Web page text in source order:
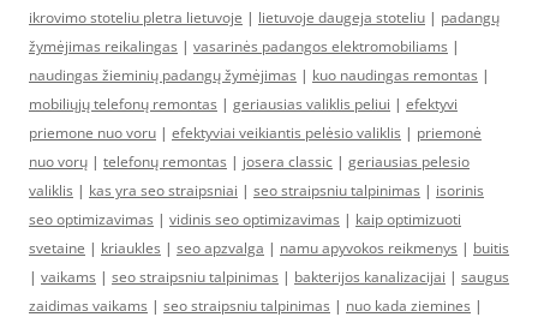
ikrovimo stoteliu pletra lietuvoje | lietuvoje daugeja stoteliu | padangų
žymėjimas reikalingas | vasarinės padangos elektromobiliams |
naudingas žieminių padangų žymėjimas | kuo naudingas remontas |
mobiliųjų telefonų remontas | geriausias valiklis peliui | efektyvi
priemone nuo voru | efektyviai veikiantis pelėsio valiklis | priemonė
nuo vorų | telefonų remontas | josera classic | geriausias pelesio
valiklis | kas yra seo straipsniai | seo straipsniu talpinimas | isorinis
seo optimizavimas | vidinis seo optimizavimas | kaip optimizuoti
svetaine | kriaukles | seo apzvalga | namu apyvokos reikmenys | buitis
| vaikams | seo straipsniu talpinimas | bakterijos kanalizacijai | saugus
zaidimas vaikams | seo straipsniu talpinimas | nuo kada ziemines |